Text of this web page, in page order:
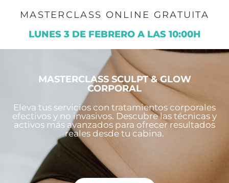
MASTERCLASS ONLINE GRATUITA
LUNES 3 DE FEBRERO A LAS 10:00H
MASTERCLASS SCULPT & GLOW
CORPORAL
Eleva tus servicios con tratamientos corporales
efectivos y no invasivos. Descubre las técnicas y
activos más avanzados para ofrecer resultados
reales desde tu cabina.